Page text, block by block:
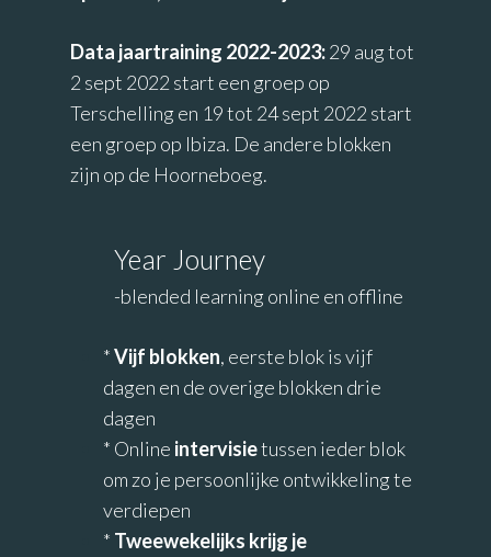
Data jaartraining 2022-2023:29 aug tot
2 sept 2022 start een groep op
Terschelling en 19 tot 24 sept 2022 start
een groep op Ibiza. De andere blokken
zijn op de Hoorneboeg.
Year Journey
-blended learning online en offline
*Vijf blokken, eerste blok is vijf
dagen en de overige blokken drie
dagen
* Online intervisietussen ieder blok
om zo je persoonlijke ontwikkeling te
verdiepen
* Tweewekelijks krijg je